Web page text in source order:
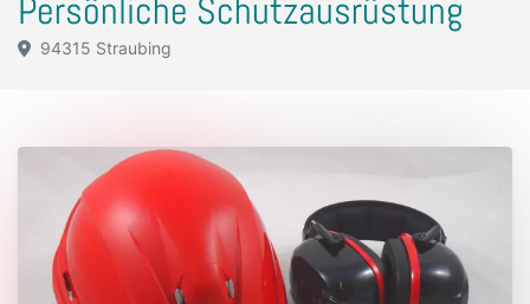
Persönliche Schutzausrüstung
94315 Straubing